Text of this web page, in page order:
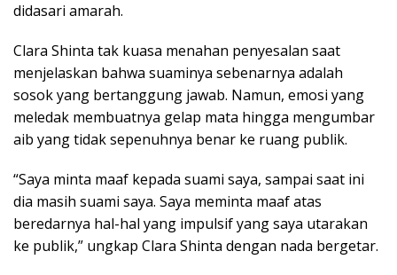
didasari amarah.
Clara Shinta tak kuasa menahan penyesalan saat
menjelaskan bahwa suaminya sebenarnya adalah
sosok yang bertanggung jawab. Namun, emosi yang
meledak membuatnya gelap mata hingga mengumbar
aib yang tidak sepenuhnya benar ke ruang publik.
“Saya minta maaf kepada suami saya, sampai saat ini
dia masih suami saya. Saya meminta maaf atas
beredarnya hal-hal yang impulsif yang saya utarakan
ke publik,” ungkap Clara Shinta dengan nada bergetar.